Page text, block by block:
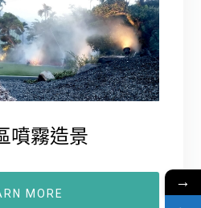
噴霧造景
MORE
→